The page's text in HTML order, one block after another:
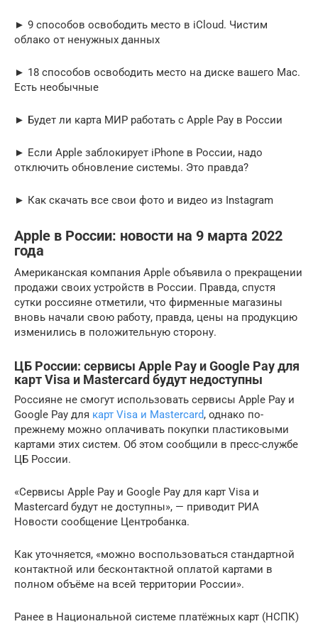
► 9 способов освободить место в iCloud. Чистим
облако от ненужных данных
► 18 способов освободить место на диске вашего Mac.
Есть необычные
► Будет ли карта МИР работать с Apple Pay в России
► Если Apple заблокирует iPhone в России, надо
отключить обновление системы. Это правда?
► Как скачать все свои фото и видео из Instagram
Apple в России: новости на 9 марта 2022
года
Американская компания Apple объявила о прекращении
продажи своих устройств в России. Правда, спустя
сутки россияне отметили, что фирменные магазины
вновь начали свою работу, правда, цены на продукцию
изменились в положительную сторону.
ЦБ России: сервисы Apple Pay и Google Pay для
карт Visa и Mastercard будут недоступны
Россияне не смогут использовать сервисы Apple Pay и
Google Pay для карт Visa и Mastercard, однако по-
прежнему можно оплачивать покупки пластиковыми
картами этих систем. Об этом сообщили в пресс-службе
ЦБ России.
«Сервисы Apple Pay и Google Pay для карт Visa и
Mastercard будут не доступны», — приводит РИА
Новости сообщение Центробанка.
Как уточняется, «можно воспользоваться стандартной
контактной или бесконтактной оплатой картами в
полном объёме на всей территории России».
Ранее в Национальной системе платёжных карт (НСПК)